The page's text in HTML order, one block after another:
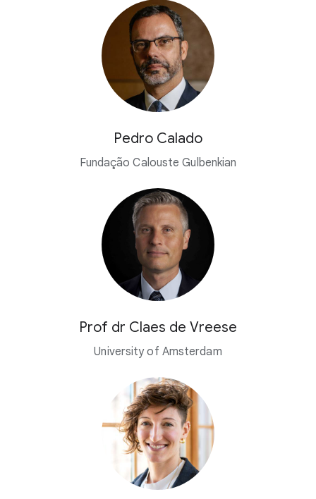
Pedro Calado
Fundação Calouste Gulbenkian
Prof dr Claes de Vreese
University of Amsterdam